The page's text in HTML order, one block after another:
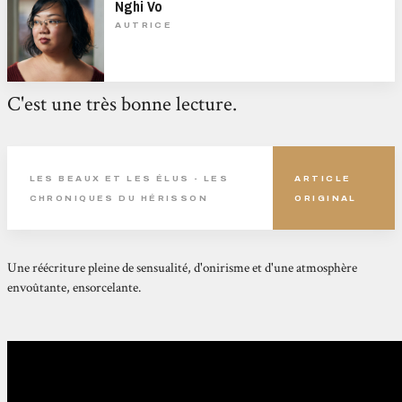
Nghi Vo
AUTRICE
C'est une très bonne lecture.
LES BEAUX ET LES ÉLUS - LES
CHRONIQUES DU HÉRISSON
ARTICLE
ORIGINAL
Une réécriture pleine de sensualité, d'onirisme et d'une atmosphère
envoûtante, ensorcelante.